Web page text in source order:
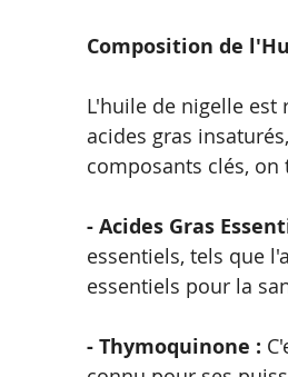
Composition de
L'huile de nigelle est
acides gras
composants clés, on
- Acides Gras
essentiels, tels que
essentiels pour la
- Thymoquinone :